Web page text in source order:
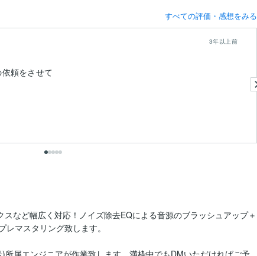
すべての評価・感想をみる
3年以上前
頼をさせて
など幅広く対応！ノイズ除去EQによる音源のブラッシュアップ＋
マスタリング致します。
属エンジニアが作業致します。満枠中でもDMいただければご予